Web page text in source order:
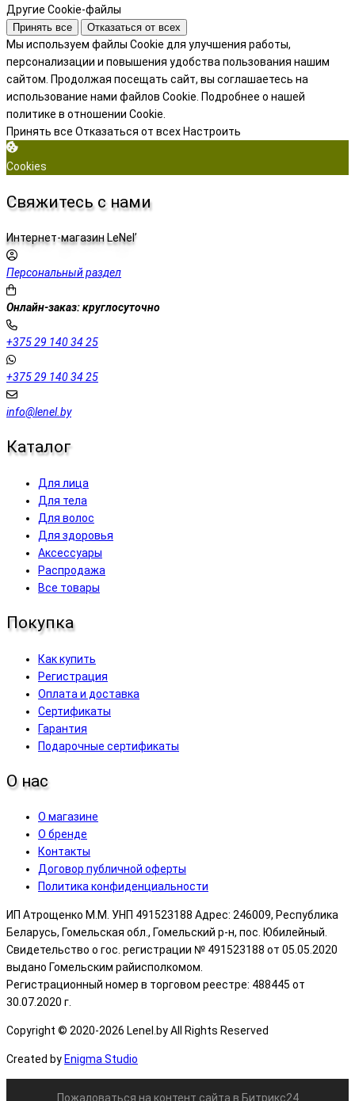
Другие Cookie-файлы
Принять все Отказаться от всех
Мы используем файлы Cookie для улучшения работы,
персонализации и повышения удобства пользования нашим
сайтом. Продолжая посещать сайт, вы соглашаетесь на
использование нами файлов Cookie. Подробнее о нашей
политике в отношении Cookie.
Принять все Отказаться от всех Настроить
Cookies
Свяжитесь с нами
Интернет-магазин LeNel’
Персональный раздел
Онлайн-заказ: круглосуточно
+375 29 140 34 25
+375 29 140 34 25
info@lenel.by
Каталог
Для лица
Для тела
Для волос
Для здоровья
Аксессуары
Распродажа
Все товары
Покупка
Как купить
Регистрация
Оплата и доставка
Сертификаты
Гарантия
Подарочные сертификаты
О нас
О магазине
О бренде
Контакты
Договор публичной оферты
Политика конфиденциальности
ИП Атрощенко М.М. УНП 491523188 Адрес: 246009, Республика
Беларусь, Гомельская обл., Гомельский р-н, пос. Юбилейный.
Свидетельство о гос. регистрации № 491523188 от 05.05.2020
выдано Гомельским райисполкомом.
Регистрационный номер в торговом реестре: 488445 от
30.07.2020 г.
Copyright © 2020-2026 Lenel.by All Rights Reserved
Created by Enigma Studio
Пожаловаться на контент cайта в Битрикс24